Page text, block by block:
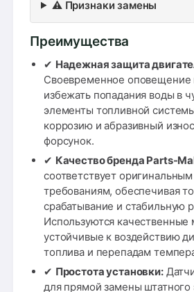
⚠️ Признаки замены
Преимущества
✔ Надежная защита
Своевременное оповещение
избежать попадания воды в
элементы топливной
коррозию и абразивный
форсунок.
✔ Качество бренда Parts-
соответствует
требованиям, обеспечивая
срабатывание и стабильную
Используются качественные
устойчивые к воздействию
топлива и перепадам
✔ Простота установки:
для прямой замены штатного